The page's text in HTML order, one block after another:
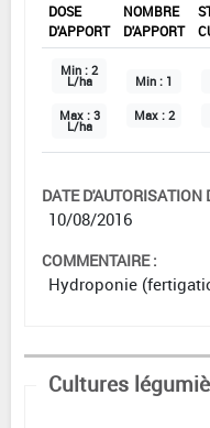
DOSE
D'APPORT
NOMBRE
D'APPORT
Min : 2
L/ha
Max : 3
L/ha
Min : 1
Max : 2
DATE D'AUTORISATION
10/08/2016
COMMENTAIRE :
Hydroponie
Cultures